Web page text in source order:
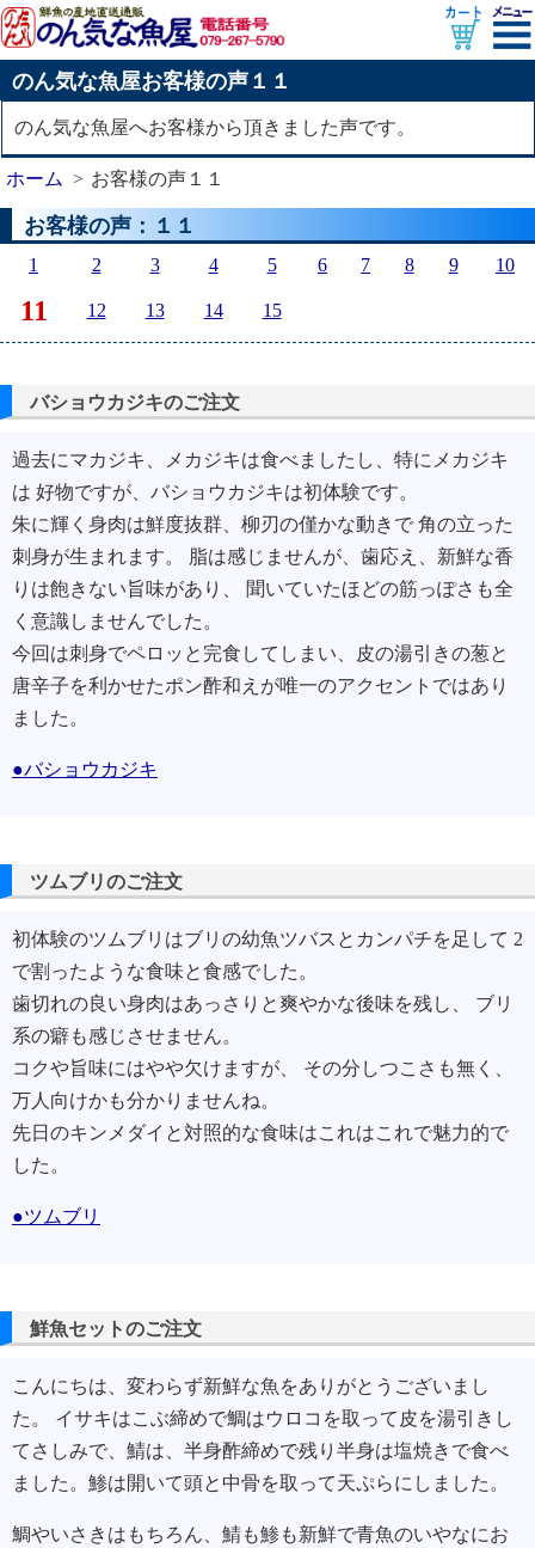
のん気な魚屋お客様の声１１
のん気な魚屋へお客様から頂きました声です。
ホーム お客様の声１１
お客様の声：１１
1 2 3 4 5 6 7 8 9 10
11 12 13 14 15
バショウカジキのご注文
過去にマカジキ、メカジキは食べましたし、特にメカジキ
は 好物ですが、バショウカジキは初体験です。
朱に輝く身肉は鮮度抜群、柳刃の僅かな動きで 角の立った
刺身が生まれます。 脂は感じませんが、歯応え、新鮮な香
りは飽きない旨味があり、 聞いていたほどの筋っぽさも全
く意識しませんでした。
今回は刺身でペロッと完食してしまい、皮の湯引きの葱と
唐辛子を利かせたポン酢和えが唯一のアクセントではあり
ました。
●バショウカジキ
ツムブリのご注文
初体験のツムブリはブリの幼魚ツバスとカンパチを足して 2
で割ったような食味と食感でした。
歯切れの良い身肉はあっさりと爽やかな後味を残し、 ブリ
系の癖も感じさせません。
コクや旨味にはやや欠けますが、 その分しつこさも無く、
万人向けかも分かりませんね。
先日のキンメダイと対照的な食味はこれはこれで魅力的で
した。
●ツムブリ
鮮魚セットのご注文
こんにちは、変わらず新鮮な魚をありがとうございまし
た。 イサキはこぶ締めで鯛はウロコを取って皮を湯引きし
てさしみで、鯖は、半身酢締めで残り半身は塩焼きで食べ
ました。鯵は開いて頭と中骨を取って天ぷらにしました。
鯛やいさきはもちろん、鯖も鯵も新鮮で青魚のいやなにお